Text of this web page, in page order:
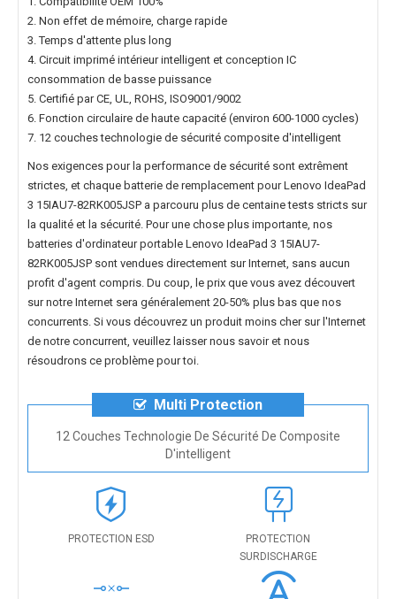
2. Non effet de mémoire, charge rapide
3. Temps d'attente plus long
4. Circuit imprimé intérieur intelligent et conception IC
consommation de basse puissance
5. Certifié par CE, UL, ROHS, ISO9001/9002
6. Fonction circulaire de haute capacité (environ 600-1000 cycles)
7. 12 couches technologie de sécurité composite d'intelligent
Nos exigences pour la performance de sécurité sont extrêment
strictes, et chaque batterie de remplacement pour Lenovo IdeaPad
3 15IAU7-82RK005JSP a parcouru plus de centaine tests stricts sur
la qualité et la sécurité. Pour une chose plus importante, nos
batteries d'ordinateur portable Lenovo IdeaPad 3 15IAU7-
82RK005JSP sont vendues directement sur Internet, sans aucun
profit d'agent compris. Du coup, le prix que vous avez découvert
sur notre Internet sera généralement 20-50% plus bas que nos
concurrents. Si vous découvrez un produit moins cher sur l'Internet
de notre concurrent, veuillez laisser nous savoir et nous
résoudrons ce problème pour toi.
Multi Protection
12 Couches Technologie De Sécurité De Composite
D'intelligent
PROTECTION ESD
PROTECTION
SURDISCHARGE